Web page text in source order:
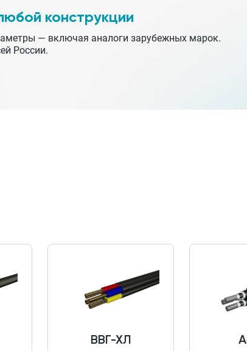
Получить
конструкции
— включая аналоги зарубежных марок.
России.
ВВГ-ХЛ